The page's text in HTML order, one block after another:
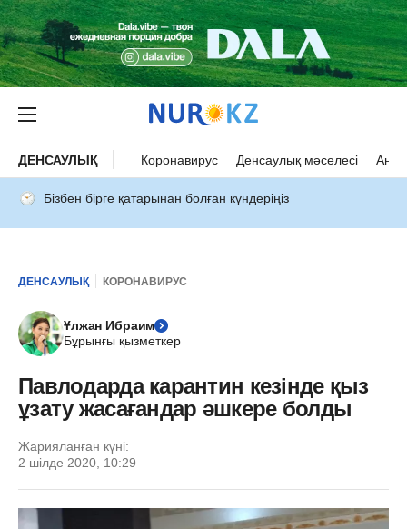
ДЕНСАУЛЫҚ Коронавирус Денсаулық мәселесі Ана
Бізбен бірге қатарынан болған күндеріңіз
ДЕНСАУЛЫҚ КОРОНАВИРУС
Ұлжан Ибраим
Бұрынғы қызметкер
Павлодарда карантин кезінде қыз
ұзату жасағандар әшкере болды
Жарияланған күні:
2 шілде 2020, 10:29